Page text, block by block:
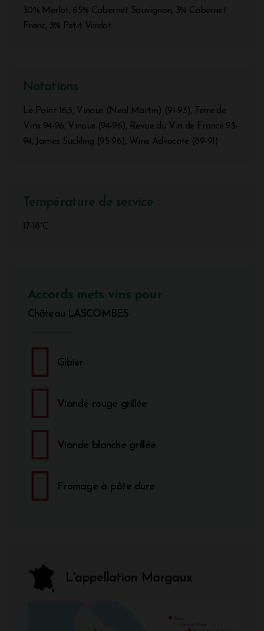
30% Merlot, 65% Cabernet Sauvignon, 3% Cabernet
Franc, 3% Petit Verdot
Notations
Le Point 16,5, Vinous (Neal Martin) (91-93), Terre de
Vins 94-96, Vinous (94-96), Revue du Vin de France 93-
94, James Suckling (95-96), Wine Advocate (89-91)
Température de service
17-18°C
Accords mets vins pour
Château LASCOMBES
Gibier
Viande rouge grillée
Viande blanche grillée
Fromage à pâte dure
L'appellation Margaux